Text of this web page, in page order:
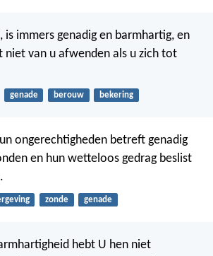
is immers genadig en barmhartig, en
niet van u afwenden als u zich tot
genade berouw bekering
ongerechtigheden betreft genadig
en hun wetteloos gedrag beslist
zonde genade
hebt U hen niet